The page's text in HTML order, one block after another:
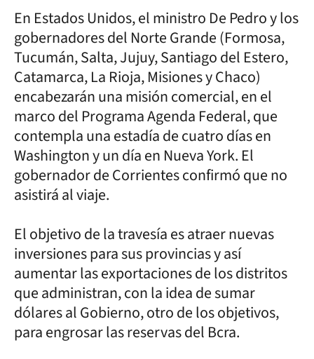
En Estados Unidos, el ministro De Pedro y los
gobernadores del Norte Grande (Formosa,
Tucumán, Salta, Jujuy, Santiago del Estero,
Catamarca, La Rioja, Misiones y Chaco)
encabezarán una misión comercial, en el
marco del Programa Agenda Federal, que
contempla una estadía de cuatro días en
Washington y un día en Nueva York. El
gobernador de Corrientes confirmó que no
asistirá al viaje.
El objetivo de la travesía es atraer nuevas
inversiones para sus provincias y así
aumentar las exportaciones de los distritos
que administran, con la idea de sumar
dólares al Gobierno, otro de los objetivos,
para engrosar las reservas del Bcra.